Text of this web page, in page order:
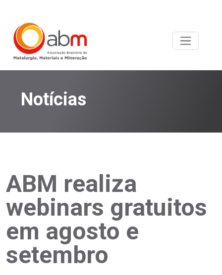
Notícias
ABM realiza
webinars gratuitos
em agosto e
setembro